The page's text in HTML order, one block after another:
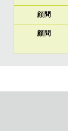
顧問
顧問